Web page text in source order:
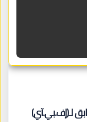
لـ(إف.بي.آي)